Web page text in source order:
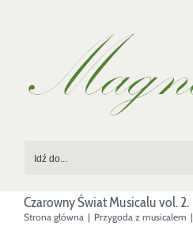
zawartości
Idź do...
Czarowny Świat Musicalu vol. 2.
Strona główna | Przygoda z musicalem |